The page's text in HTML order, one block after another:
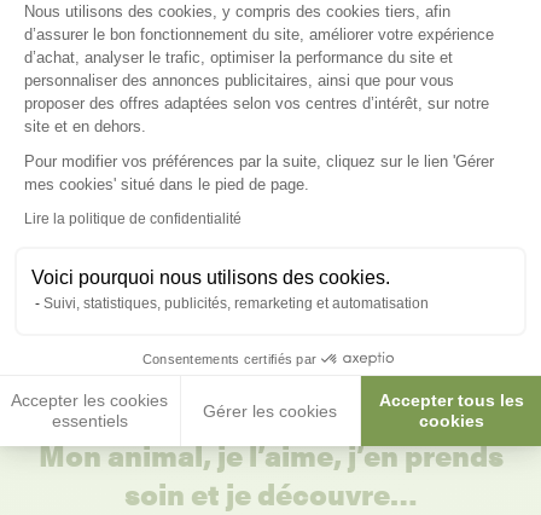
Nous utilisons des cookies, y compris des cookies tiers, afin
d’assurer le bon fonctionnement du site, améliorer votre expérience
d’achat, analyser le trafic, optimiser la performance du site et
personnaliser des annonces publicitaires, ainsi que pour vous
proposer des offres adaptées selon vos centres d’intérêt, sur notre
site et en dehors.
Pour modifier vos préférences par la suite, cliquez sur le lien 'Gérer
mes cookies' situé dans le pied de page.
Lire la politique de confidentialité
Voici pourquoi nous utilisons des cookies.
Suivi, statistiques, publicités, remarketing et automatisation
Consentements certifiés par
Accepter les cookies
essentiels
Gérer les cookies
Accepter tous les
cookies
Axeptio consent
209,90 €
Il est bien normal de se poser des
questions :)
Voir nos conseils et astuces
Mon animal, je l’aime, j’en prends
soin et je découvre…